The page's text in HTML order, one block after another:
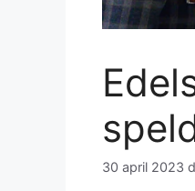
30 april 2023